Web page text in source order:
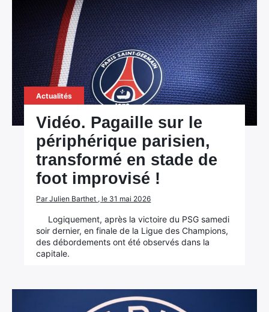
Actualités
Vidéo. Pagaille sur le
périphérique parisien,
transformé en stade de
foot improvisé !
Par Julien Barthet , le 31 mai 2026
Logiquement, après la victoire du PSG samedi
soir dernier, en finale de la Ligue des Champions,
des débordements ont été observés dans la
capitale.